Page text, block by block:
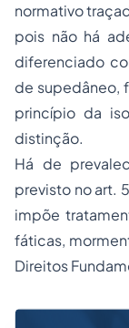
normativo
pois não há
diferenciado
de supedâneo,
princípio da
distinção.
Há de
previsto no art.
impõe
fáticas,
Direitos